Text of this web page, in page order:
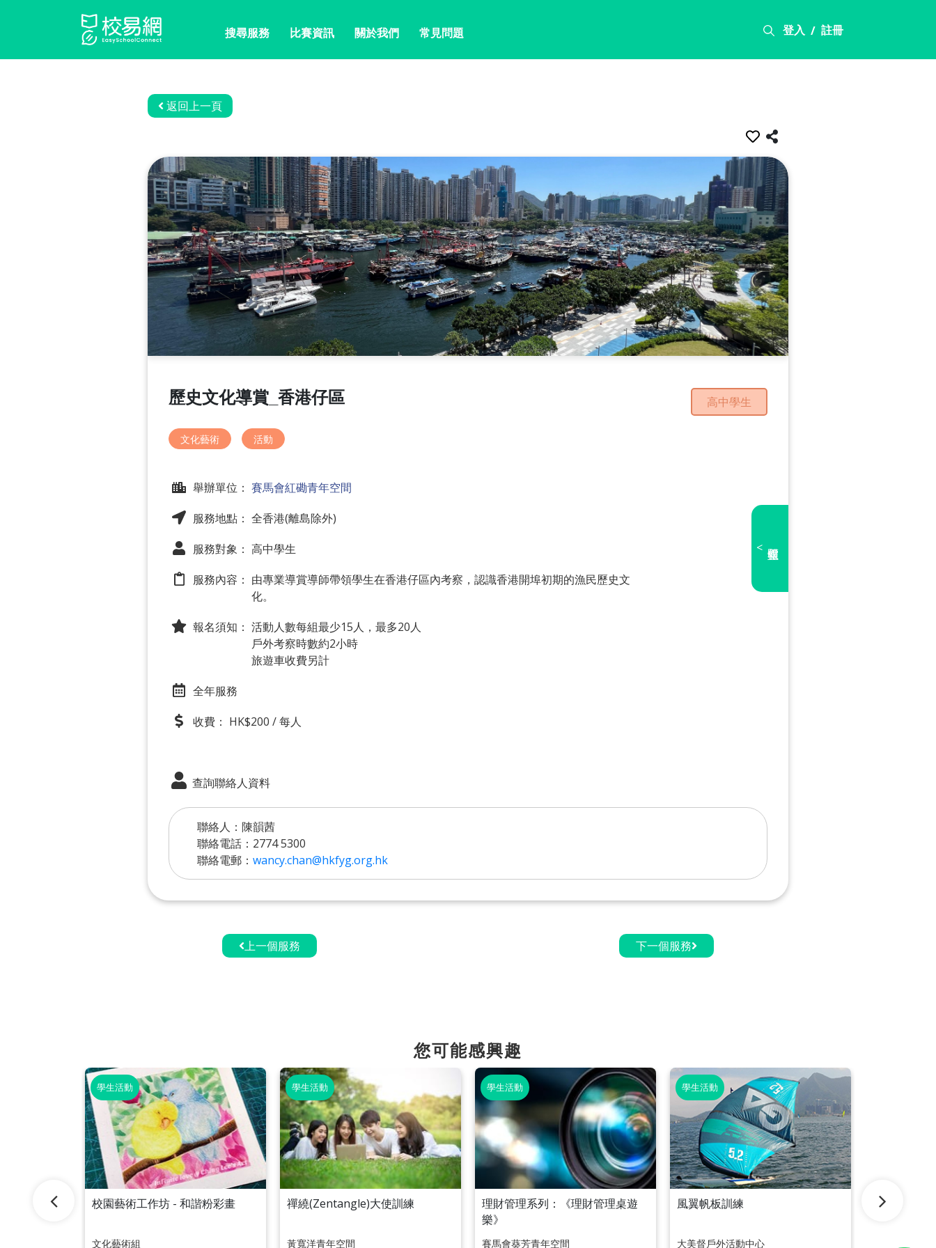
登入 / 註冊
搜尋服務 比賽資訊 關於我們 常見問題
返回上一頁
歷史文化導賞_香港仔區 高中學生
文化藝術 活動
舉辦單位： 賽馬會紅磡青年空間
服務地點： 全香港(離島除外)
服務對象： 高中學生
服務內容： 由專業導賞導師帶領學生在香港仔區內考察，認識香港開埠初期的漁民歷史文
化。
報名須知： 活動人數每組最少15人，最多20人
戶外考察時數約2小時
旅遊車收費另計
全年服務
收費： HK$200 / 每人
查詢聯絡人資料
聯絡人：陳韻茜
聯絡電話：2774 5300
聯絡電郵： wancy.chan@hkfyg.org.hk
<
上一個服務 下一個服務
您可能感興趣
學生活動
校園藝術工作坊 - 和諧粉彩畫
文化藝術組
學生活動
禪繞(Zentangle)大使訓練
黃寬洋青年空間
學生活動
理財管理系列：《理財管理桌遊
樂》
賽馬會葵芳青年空間
學生活動
風翼帆板訓練
大美督戶外活動中心
服務學習計